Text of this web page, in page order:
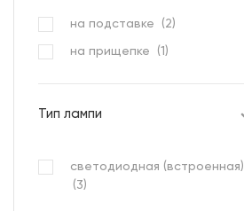
на подставке (2)
на прищепке (1 )
Тип лампи
светодиодная (встроенная)
(3)